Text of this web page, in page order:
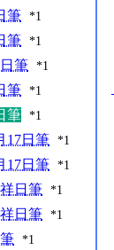
筆 *1
筆 *1
筆 *1
筆 *1
筆 *1
17日筆 *1
17日筆 *1
日筆 *1
日筆 *1
*1